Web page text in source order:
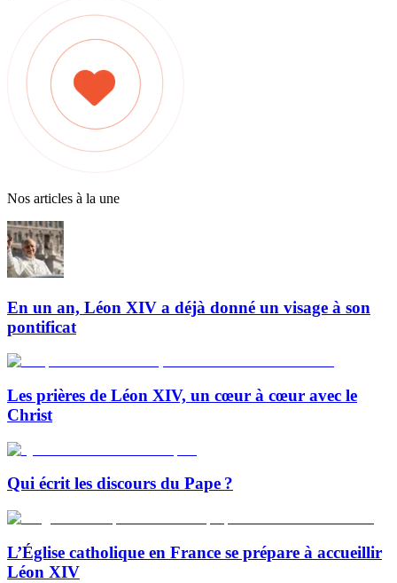
Nos articles à la une
En un an, Léon XIV a déjà donné un visage à son
pontificat
Les prières de Léon XIV, un cœur à cœur avec le
Christ
Qui écrit les discours du Pape ?
L’Église catholique en France se prépare à accueillir
Léon XIV